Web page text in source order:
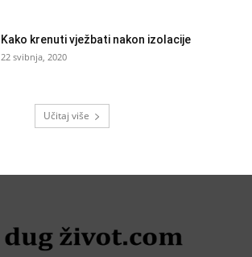
Kako krenuti vježbati nakon izolacije
22 svibnja, 2020
Učitaj više